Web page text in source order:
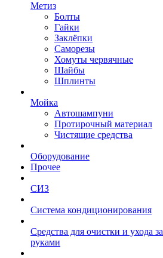
Метиз
Болты
Гайки
Заклёпки
Саморезы
Хомуты червячные
Шайбы
Шплинты
Мойка
Автошампуни
Протирочный материал
Чистящие средства
Оборудование
Прочее
СИЗ
Система кондиционирования
Средства для очистки и ухода за
руками